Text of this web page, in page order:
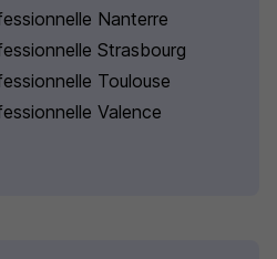
Nanterre
Strasbourg
Toulouse
Valence